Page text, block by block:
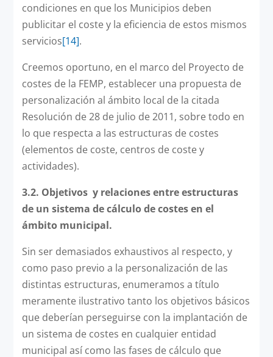
condiciones en que los Municipios deben
publicitar el coste y la eficiencia de estos mismos
servicios[14].
Creemos oportuno, en el marco del Proyecto de
costes de la FEMP, establecer una propuesta de
personalización al ámbito local de la citada
Resolución de 28 de julio de 2011, sobre todo en
lo que respecta a las estructuras de costes
(elementos de coste, centros de coste y
actividades).
3.2. Objetivos y relaciones entre estructuras
de un sistema de cálculo de costes en el
ámbito municipal.
Sin ser demasiados exhaustivos al respecto, y
como paso previo a la personalización de las
distintas estructuras, enumeramos a título
meramente ilustrativo tanto los objetivos básicos
que deberían perseguirse con la implantación de
un sistema de costes en cualquier entidad
municipal así como las fases de cálculo que